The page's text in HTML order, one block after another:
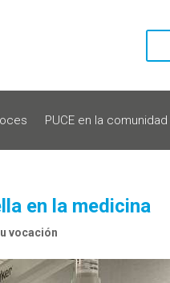
PUCE en la comunidad
en la medicina
vocación